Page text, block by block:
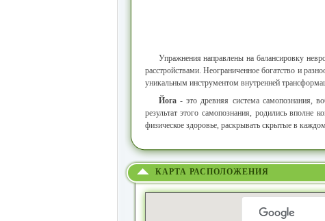
Упражнения направлены на балансировку
расстройствами. Неограниченное богатство и
уникальным инструментом внутренней
Йога- это древняя система самопознания,
результат этого самопознания, родились вполне
физическое здоровье, раскрывать скрытые в
КАРТА РАСПОЛОЖЕНИЯ